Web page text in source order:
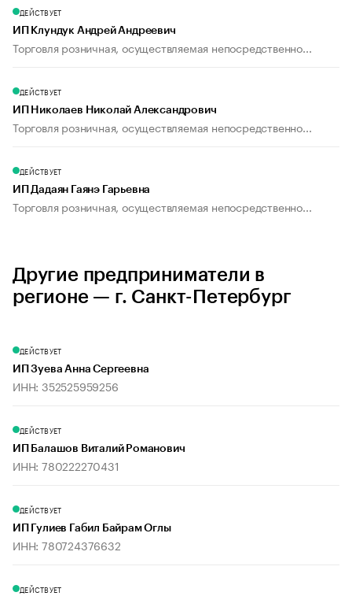
ДЕЙСТВУЕТ
ИП Клундук Андрей Андреевич
Торговля розничная, осуществляемая непосредственно...
ДЕЙСТВУЕТ
ИП Николаев Николай Александрович
Торговля розничная, осуществляемая непосредственно...
ДЕЙСТВУЕТ
ИП Дадаян Гаянэ Гарьевна
Торговля розничная, осуществляемая непосредственно...
Другие предприниматели в
регионе — г. Санкт-Петербург
ДЕЙСТВУЕТ
ИП Зуева Анна Сергеевна
ИНН: 352525959256
ДЕЙСТВУЕТ
ИП Балашов Виталий Романович
ИНН: 780222270431
ДЕЙСТВУЕТ
ИП Гулиев Габил Байрам Оглы
ИНН: 780724376632
ДЕЙСТВУЕТ